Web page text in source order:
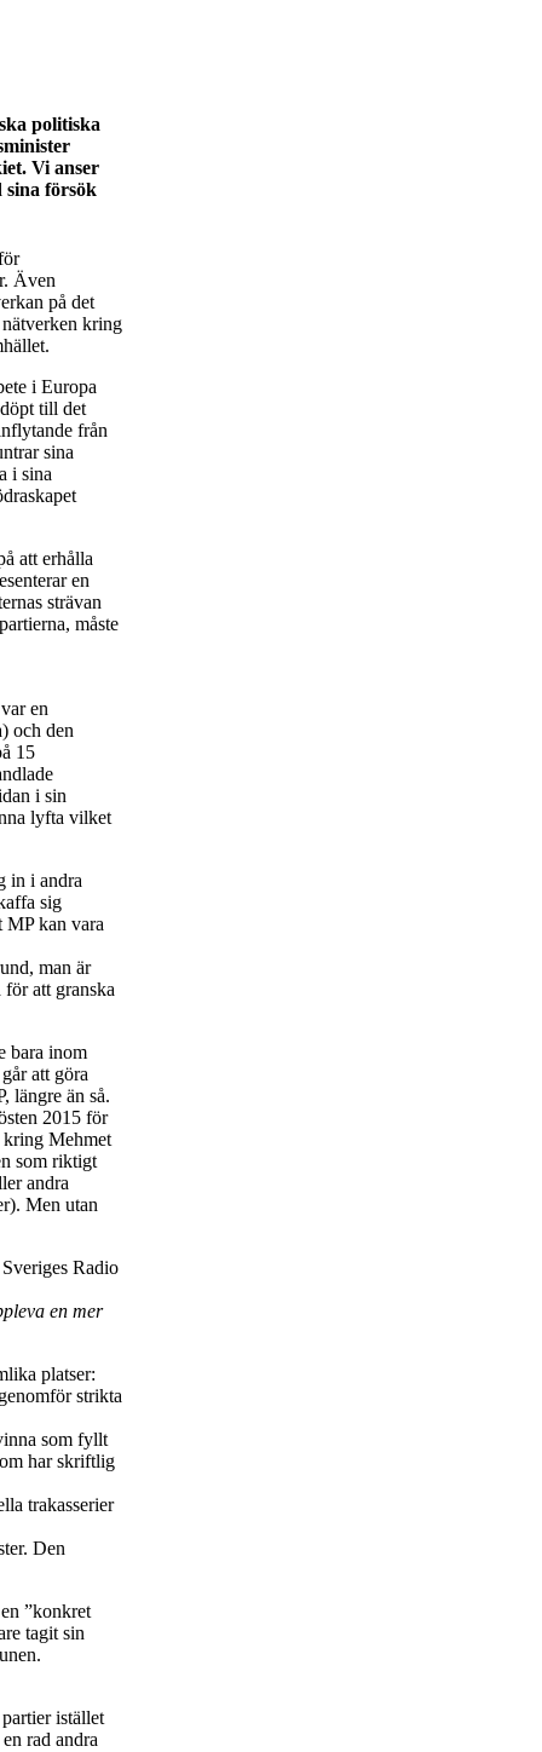
politiska
Vi anser
sina försök
Även
på det
kring
i Europa
till det
från
sina
i sina
att erhålla
en
strävan
måste
en
och den
15
i sin
lyfta vilket
in i andra
sig
kan vara
man är
att granska
bara inom
att göra
längre än så.
2015 för
kring Mehmet
som riktigt
andra
Men utan
Radio
en mer
platser:
strikta
som fyllt
har skriftlig
trakasserier
Den
”konkret
tagit sin
istället
rad andra